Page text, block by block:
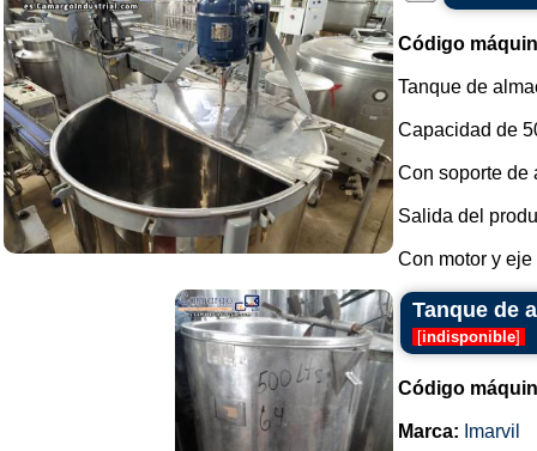
Código
Tanque de
Capacidad de
Con soporte de
Salida del
Con motor y
Tanque de
[indisponible]
Código
Marca: Imarvil